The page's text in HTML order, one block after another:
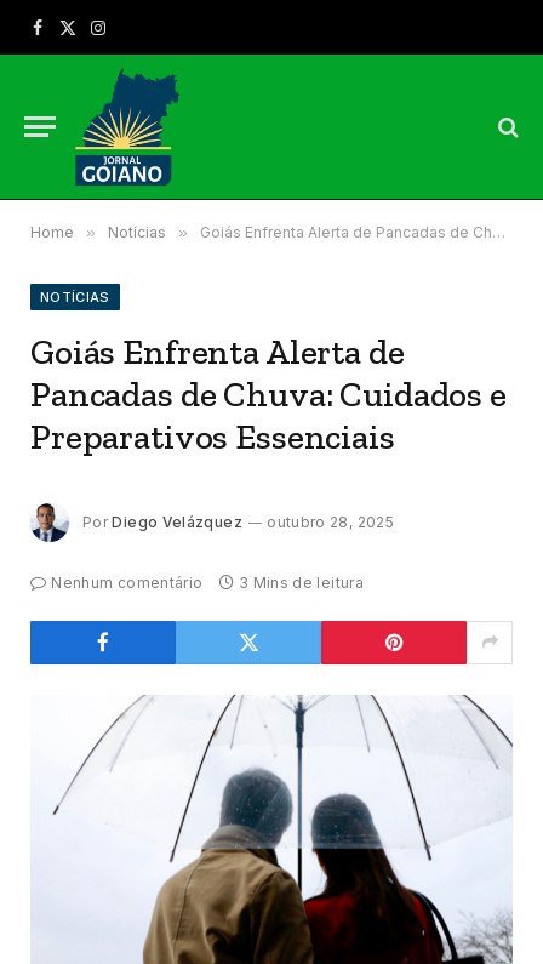
Facebook
X
Instagram
Home » Notícias » Goiás Enfrenta Alerta de Pancadas de Chuva: Cuidados e Preparativos Essenciais
NOTÍCIAS
Goiás Enfrenta Alerta de
Pancadas de Chuva: Cuidados e
Preparativos Essenciais
Por Diego Velázquez outubro 28, 2025
Nenhum comentário 3 Mins de leitura